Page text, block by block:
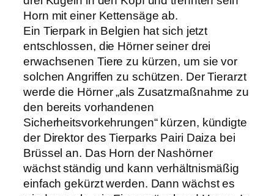
Horn mit einer Kettensäge ab.
Ein Tierpark in Belgien hat sich jetzt
entschlossen, die Hörner seiner drei
erwachsenen Tiere zu kürzen, um sie vor
solchen Angriffen zu schützen. Der Tierarzt
werde die Hörner „als Zusatzmaßnahme zu
den bereits vorhandenen
Sicherheitsvorkehrungen“ kürzen, kündigte
der Direktor des Tierparks Pairi Daiza bei
Brüssel an. Das Horn der Nashörner
wächst ständig und kann verhältnismäßig
einfach gekürzt werden. Dann wächst es